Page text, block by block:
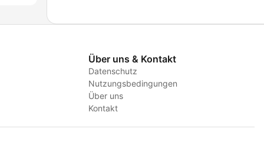
Über uns & Kontakt
Datenschutz
Nutzungsbedingungen
Über uns
Kontakt